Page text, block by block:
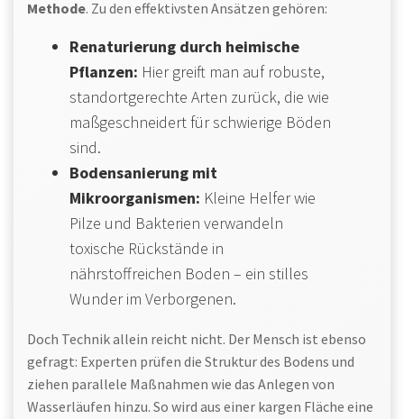
Methode. Zu den effektivsten Ansätzen gehören:
Renaturierung durch heimische
Pflanzen: Hier greift man auf robuste,
standortgerechte Arten zurück, die wie
maßgeschneidert für schwierige Böden
sind.
Bodensanierung mit
Mikroorganismen: Kleine Helfer wie
Pilze und Bakterien verwandeln
toxische Rückstände in
nährstoffreichen Boden – ein stilles
Wunder im Verborgenen.
Doch Technik allein reicht nicht. Der Mensch ist ebenso
gefragt: Experten prüfen die Struktur des Bodens und
ziehen parallele Maßnahmen wie das Anlegen von
Wasserläufen hinzu. So wird aus einer kargen Fläche eine